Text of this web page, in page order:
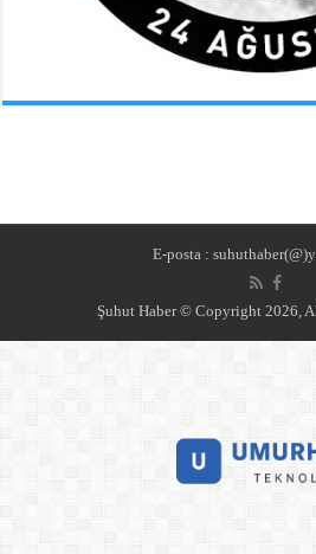
E-posta :
Şuhut Haber © Copyright 2026,